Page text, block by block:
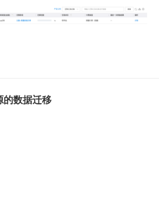
数据迁移